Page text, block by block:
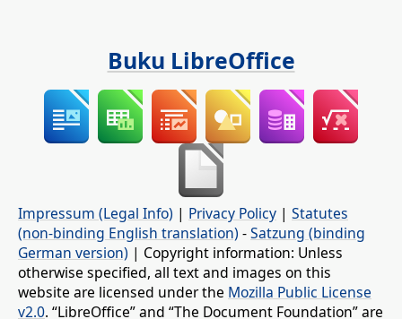
Buku LibreOffice
Impressum (Legal Info) | Privacy Policy | Statutes
(non-binding English translation) -Satzung (binding
German version) | Copyright information: Unless
otherwise specified, all text and images on this
website are licensed under the Mozilla Public License
v2.0. “LibreOffice” and “The Document Foundation” are